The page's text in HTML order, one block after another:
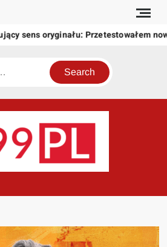
sens oryginału: Przetestowałem
świat